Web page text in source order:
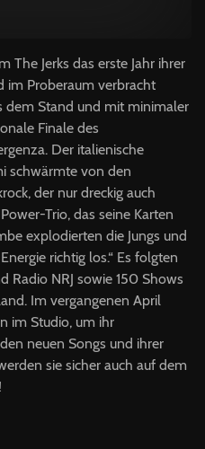
The Jerks das erste Jahr ihrer
im Proberaum verbracht
dem Stand und mit minimaler
Finale des
Der italienische
schwärmte von den
der nur dreckig auch
Trio, das seine Karten
explodierten die Jungs und
richtig los.“ Es folgten
Radio NRJ sowie 150 Shows
Im vergangenen April
im Studio, um ihr
neuen Songs und ihrer
sie sicher auch auf dem